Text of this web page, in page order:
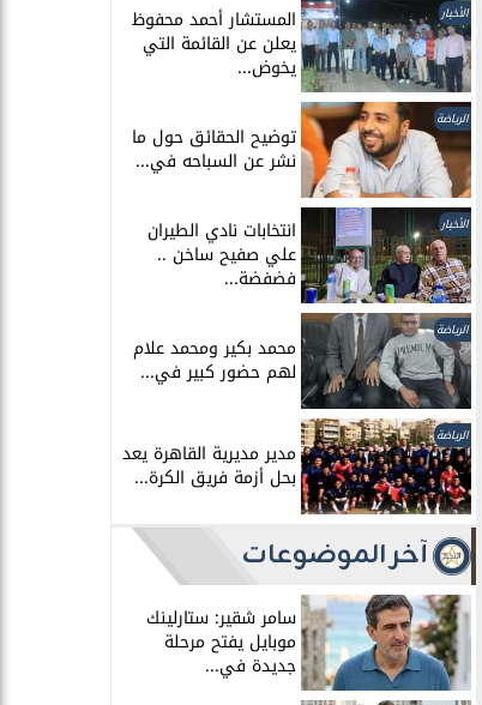
الأخبار المستشار أحمد محفوظ
يعلن عن القائمة التي
يخوض...
الرياضة
توضيح الحقائق حول ما
نشر عن السباحه في...
الأخبار انتخابات نادي الطيران
علي صفيح ساخن ..
فضفضة...
الرياضة
محمد بكير ومحمد علام
لهم حضور كبير في...
الرياضة
مدير مديرية القاهرة يعد
بحل أزمة فريق الكرة...
آخر الموضوعات
سامر شقير: ستارلينك
موبايل يفتح مرحلة
جديدة في...